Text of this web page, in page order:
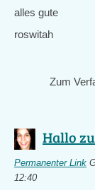
alles gute
roswitah
Zum
Hallo
Permanenter Link
12:40